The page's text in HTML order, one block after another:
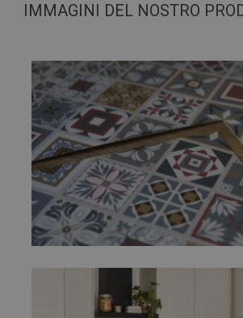
IMMAGINI DEL NOSTRO